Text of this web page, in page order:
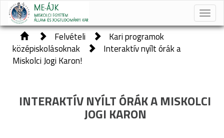
Toggle
Felvételi
Kari programok
középiskolásoknak
Interaktív nyílt órák a
Miskolci Jogi Karon!
INTERAKTÍV NYÍLT ÓRÁK A MISKOLCI
JOGI KARON